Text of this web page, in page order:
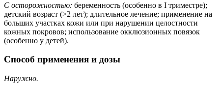
С осторожностью: беременность (особенно в I триместре);
детский возраст (>2 лет); длительное лечение; применение на
больших участках кожи или при нарушении целостности
кожных покровов; использование окклюзионных повязок
(особенно у детей).
Способ применения и дозы
Наружно.